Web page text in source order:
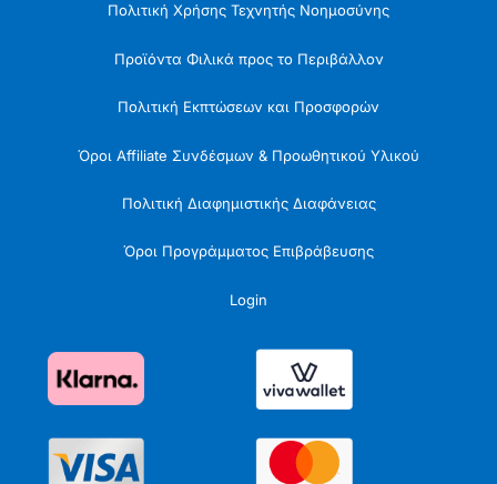
Πολιτική Χρήσης Τεχνητής Νοημοσύνης
Προϊόντα Φιλικά προς το Περιβάλλον
Πολιτική Εκπτώσεων και Προσφορών
Όροι Affiliate Συνδέσμων & Προωθητικού Υλικού
Πολιτική Διαφημιστικής Διαφάνειας
Όροι Προγράμματος Επιβράβευσης
Login